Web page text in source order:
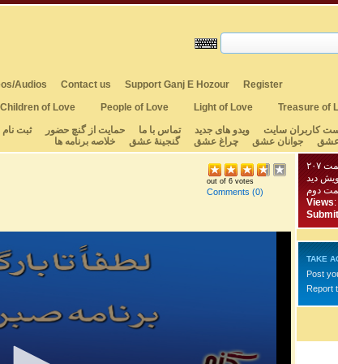
Audios Contact us Support Ganj E Hozour
Register
Children of Love
People of Love Light of Love Treasure of
کاربران سایت ویدو های جدید تماس با ما حمایت از گنچ حضور
ثبت نام
عشق جوانان عشق چراغ عشق گنجینهٔ عشق خلاصه برنامه ها
out of 6 votes
Comments (0)
دید
دوم
Views
TAKE
Post
Report